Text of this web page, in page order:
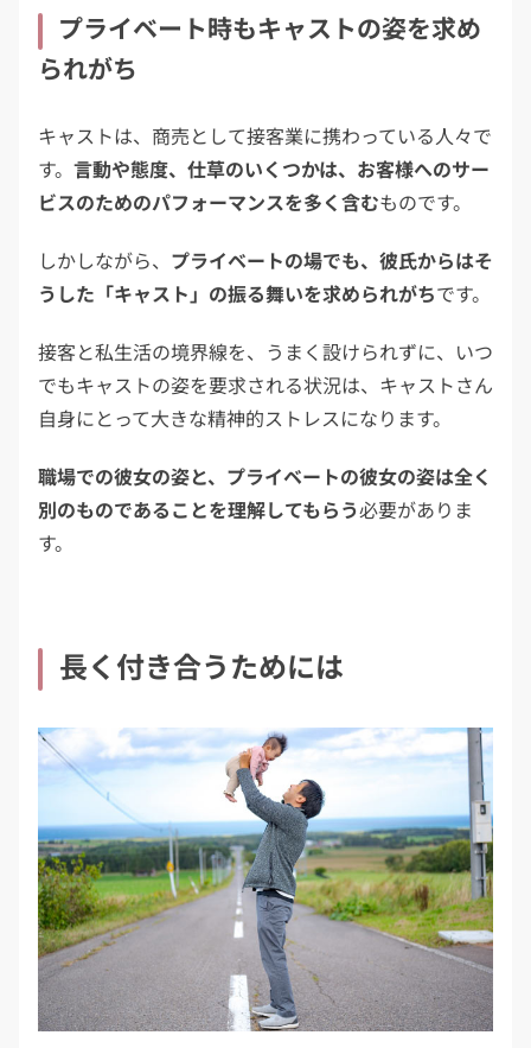
プライベート時もキャストの姿を求め
られがち
キャストは、商売として接客業に携わっている人々で
す。 言動や態度、仕草のいくつかは、お客様へのサー
ビスのためのパフォーマンスを多く含むものです。
しかしながら、 プライベートの場でも、彼氏からはそ
うした「キャスト」の振る舞いを求められがちです。
接客と私生活の境界線を、うまく設けられずに、いつ
でもキャストの姿を要求される状況は、キャストさん
自身にとって大きな精神的ストレスになります。
職場での彼女の姿と、プライベートの彼女の姿は全く
別のものであることを理解してもらう必要がありま
す。
長く付き合うためには